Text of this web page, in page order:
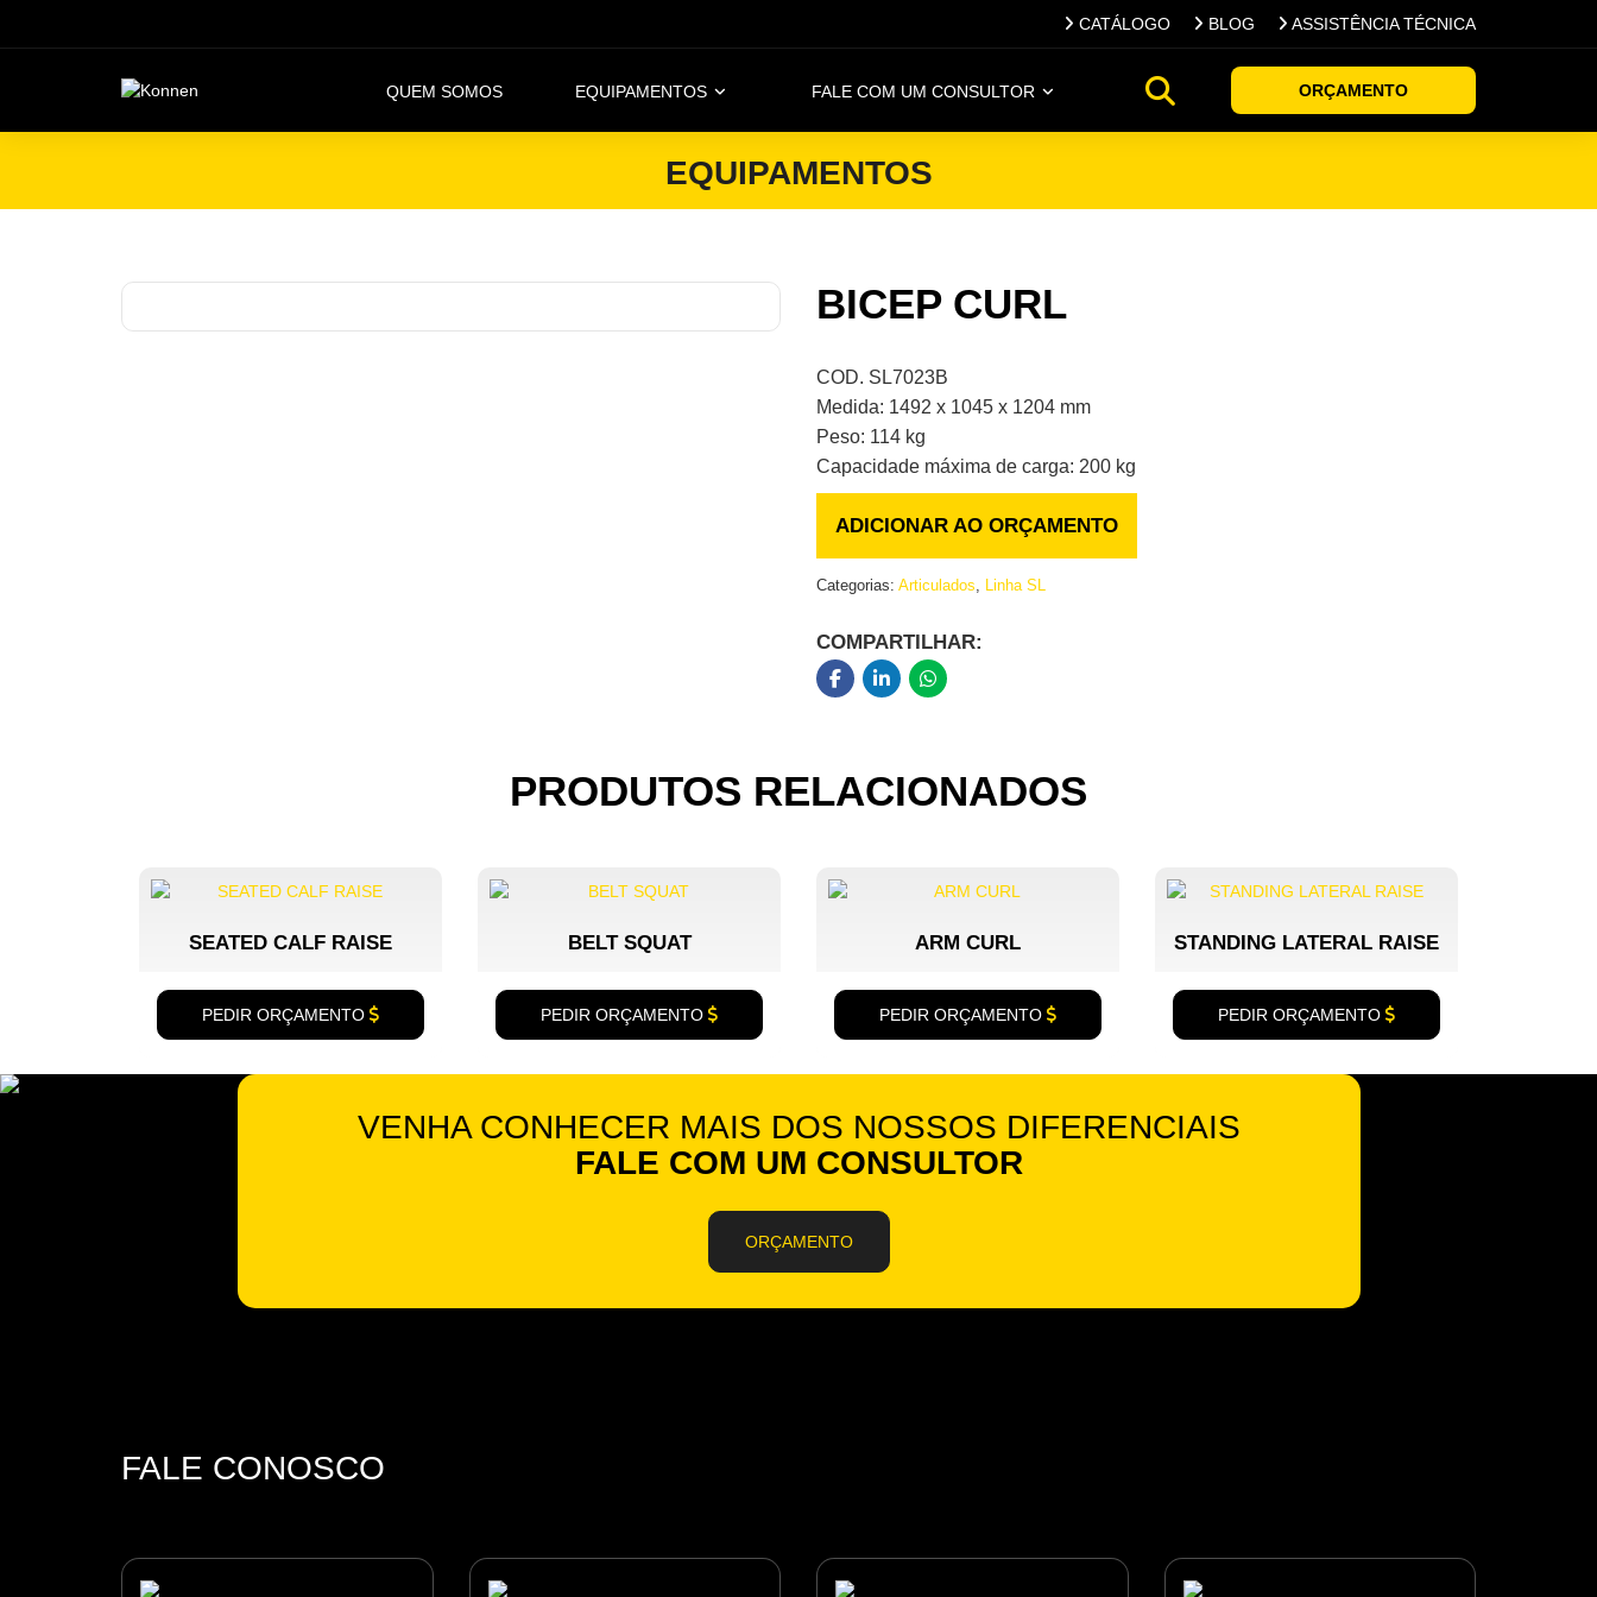
CATÁLOGO BLOG ASSISTÊNCIA TÉCNICA
QUEM SOMOS EQUIPAMENTOS FALE COM UM CONSULTOR ORÇAMENTO
EQUIPAMENTOS
BICEP CURL
COD. SL7023B
Medida: 1492 x 1045 x 1204 mm
Peso: 114 kg
Capacidade máxima de carga: 200 kg
ADICIONAR AO ORÇAMENTO
Categorias: Articulados, Linha SL
COMPARTILHAR:
PRODUTOS RELACIONADOS
SEATED CALF RAISE
PEDIR ORÇAMENTO
BELT SQUAT
PEDIR ORÇAMENTO
ARM CURL
PEDIR ORÇAMENTO
STANDING LATERAL RAISE
PEDIR ORÇAMENTO
VENHA CONHECER MAIS DOS NOSSOS DIFERENCIAIS
FALE COM UM CONSULTOR
ORÇAMENTO
FALE CONOSCO